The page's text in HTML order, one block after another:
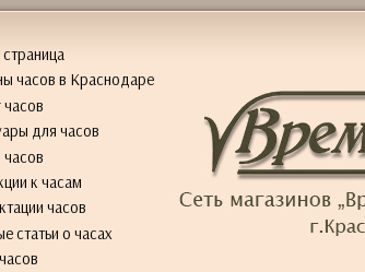
часов в Краснодаре
часов
для часов
к часам
часов
статьи о часах